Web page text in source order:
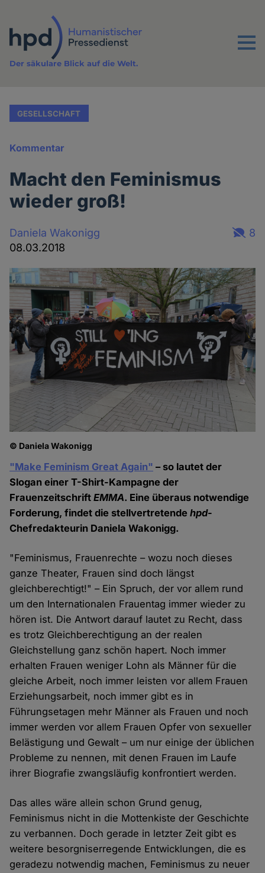
Inhalt
Menu
Der säkulare Blick auf die Welt.
GESELLSCHAFT
Kommentar
Macht den Feminismus
wieder groß!
Daniela Wakonigg
08.03.2018
8
© Daniela Wakonigg
"Make Feminism Great Again" – so lautet der
Slogan einer T-Shirt-Kampagne der
FrauenzeitschriftEMMA. Eine überaus notwendige
Forderung, findet die stellvertretendehpd-
Chefredakteurin Daniela Wakonigg.
"Feminismus, Frauenrechte – wozu noch dieses
ganze Theater, Frauen sind doch längst
gleichberechtigt!" – Ein Spruch, der vor allem rund
um den Internationalen Frauentag immer wieder zu
hören ist. Die Antwort darauf lautet zu Recht, dass
es trotz Gleichberechtigung an der realen
Gleichstellung ganz schön hapert. Noch immer
erhalten Frauen weniger Lohn als Männer für die
gleiche Arbeit, noch immer leisten vor allem Frauen
Erziehungsarbeit, noch immer gibt es in
Führungsetagen mehr Männer als Frauen und noch
immer werden vor allem Frauen Opfer von sexueller
Belästigung und Gewalt – um nur einige der üblichen
Probleme zu nennen, mit denen Frauen im Laufe
ihrer Biografie zwangsläufig konfrontiert werden.
Das alles wäre allein schon Grund genug,
Feminismus nicht in die Mottenkiste der Geschichte
zu verbannen. Doch gerade in letzter Zeit gibt es
weitere besorgniserregende Entwicklungen, die es
geradezu notwendig machen, Feminismus zu neuer